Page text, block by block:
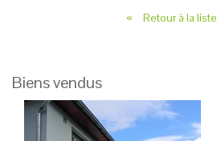
« Retour à la liste
Biens vendus